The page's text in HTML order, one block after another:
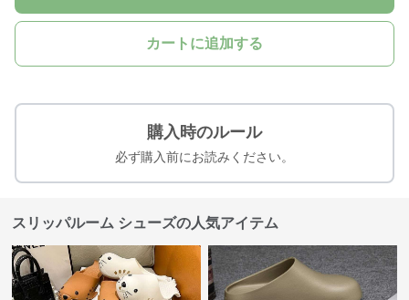
カートに追加する
購入時のルール
必ず購入前にお読みください。
スリッパルーム シューズの人気アイテム